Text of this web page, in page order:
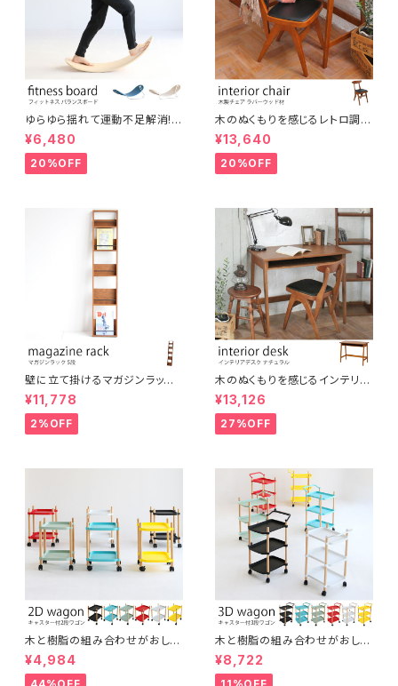
ゆらゆら揺れて運動不足解消!
大人からこどもまでスキマ時間
に楽しめる木製フィットネスボー
ド バランスボード ヨガ 北欧風
シンプル コンパクト テレワーク
¥6,480
20%OFF
木のぬくもりを感じるレトロ調コ
ンパクトチェア ブラウン ウッドチ
ェア アンティーク調 シンプル ナ
チュラル シャビー おしゃれ 椅子
イス デスクチェア インテリア
¥13,640
20%OFF
壁に立て掛けるマガジンラック
5段 木製 ディスプレイラック パ
ンフレットスタンド
¥11,778
2%OFF
木のぬくもりを感じるインテリア
デスク オーク材使用 ブラウン
ナチュラルスタイル ヴィンテージ
風 レトロ カントリー調 机 イン
テリア
¥13,126
27%OFF
木と樹脂の組み合わせがおしゃ
れな2段ワゴン スッキリ片づけ
キャスター付き 取っ手付き 多目
的 サイドワゴン ナイトテーブル
¥4,984
木と樹脂の組み合わせがおしゃ
れな3段ワゴン スッキリ片づけ
キャスター付き 取っ手付き 多目
的 サイドワゴン ファイル ガレー
¥8,722